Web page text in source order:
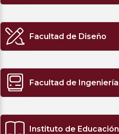
Facultad de Diseño
Facultad de Ingeniería
Instituto de Educación